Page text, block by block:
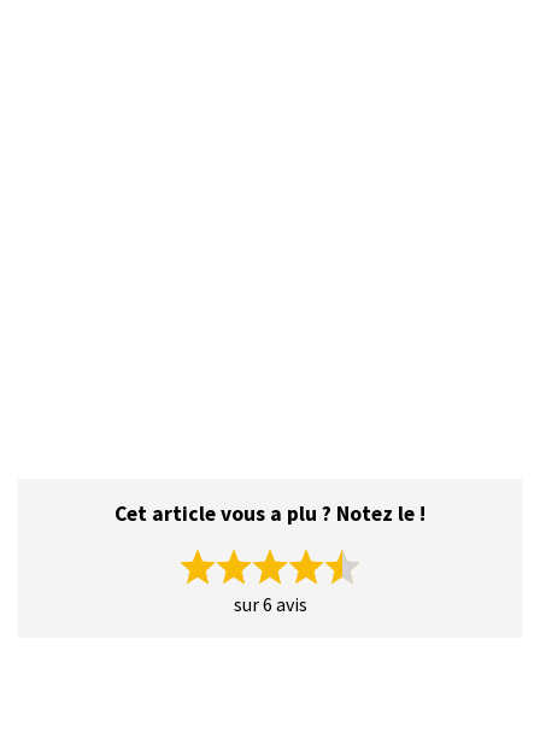
Cet article vous a plu ? Notez le !
sur 6 avis